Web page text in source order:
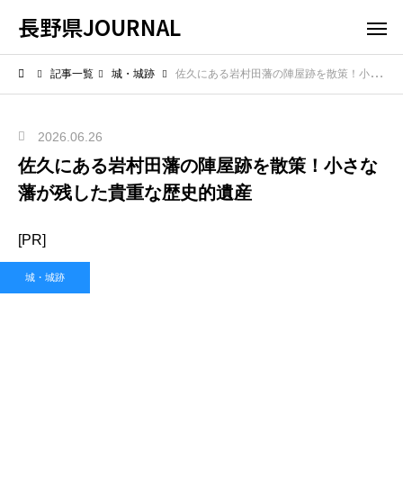
長野県JOURNAL
記事一覧 城・城跡 佐久にある岩村田藩の陣屋跡を散策！小さな藩が残した貴重な歴史的遺産
2026.06.26
佐久にある岩村田藩の陣屋跡を散策！小さな
藩が残した貴重な歴史的遺産
[PR]
城・城跡